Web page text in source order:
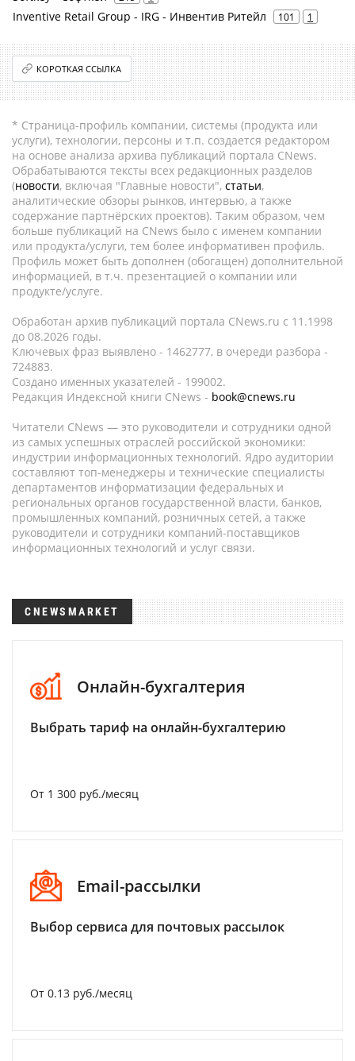
Inventive Retail Group - IRG - Инвентив Ритейл 101 1
КОРОТКАЯ ССЫЛКА
* Страница-профиль компании, системы (продукта или
услуги), технологии, персоны и т.п. создается редактором
на основе анализа архива публикаций портала CNews.
Обрабатываются тексты всех редакционных разделов
(новости, включая "Главные новости", статьи,
аналитические обзоры рынков, интервью, а также
содержание партнёрских проектов). Таким образом, чем
больше публикаций на CNews было с именем компании
или продукта/услуги, тем более информативен профиль.
Профиль может быть дополнен (обогащен) дополнительной
информацией, в т.ч. презентацией о компании или
продукте/услуге.
Обработан архив публикаций портала CNews.ru c 11.1998
до 08.2026 годы.
Ключевых фраз выявлено - 1462777, в очереди разбора -
724883.
Создано именных указателей - 199002.
Редакция Индексной книги CNews - book@cnews.ru
Читатели CNews — это руководители и сотрудники одной
из самых успешных отраслей российской экономики:
индустрии информационных технологий. Ядро аудитории
составляют топ-менеджеры и технические специалисты
департаментов информатизации федеральных и
региональных органов государственной власти, банков,
промышленных компаний, розничных сетей, а также
руководители и сотрудники компаний-поставщиков
информационных технологий и услуг связи.
CNEWSMARKET
Онлайн-бухгалтерия
Выбрать тариф на онлайн-бухгалтерию
От 1 300 руб./месяц
Email-рассылки
Выбор сервиса для почтовых рассылок
От 0.13 руб./месяц